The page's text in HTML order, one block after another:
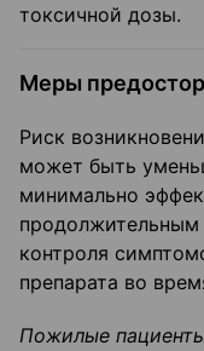
токсичной дозы.
Меры
Риск
может быть
минимально
контроля
препарата во
Пожилые